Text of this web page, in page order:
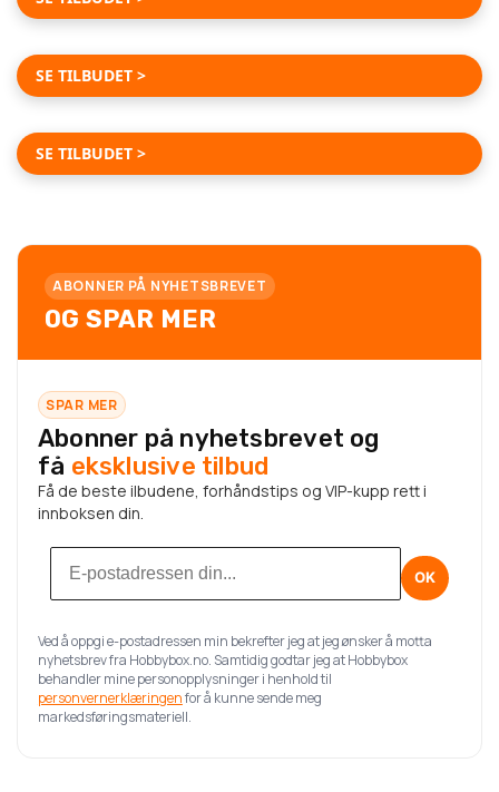
OPPTIL -60%
TREDEMØLLE
FRA 2 090,-
SE TILBUDET >
OPPTIL -60%
MANUALER
FRA 190,-
SE TILBUDET >
ABONNER PÅ NYHETSBREVET
OG SPAR MER
SPAR MER
Abonner på nyhetsbrevet og
få eksklusive tilbud
Få de beste ilbudene, forhåndstips og VIP-kupp rett i
innboksen din.
OK
Ved å oppgi e-postadressen min bekrefter jeg at jeg ønsker å motta
nyhetsbrev fra Hobbybox.no. Samtidig godtar jeg at Hobbybox
behandler mine personopplysninger i henhold til
personvernerklæringenfor å kunne sende meg
markedsføringsmateriell.